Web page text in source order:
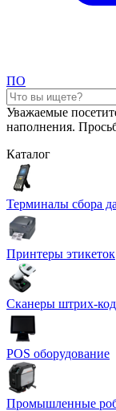
ПО
Уважаемые
наполнения.
Каталог
Терминалы сбора
Принтеры этикеток
Сканеры штрих-
POS оборудование
Промышленные